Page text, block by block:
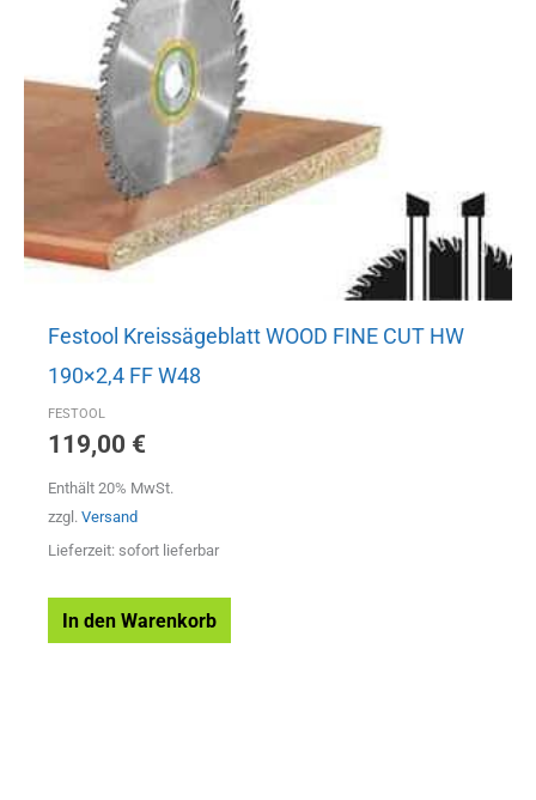
Festool Kreissägeblatt WOOD FINE CUT HW
190×2,4 FF W48
FESTOOL
119,00 €
Enthält 20% MwSt.
zzgl. Versand
Lieferzeit: sofort lieferbar
In den Warenkorb